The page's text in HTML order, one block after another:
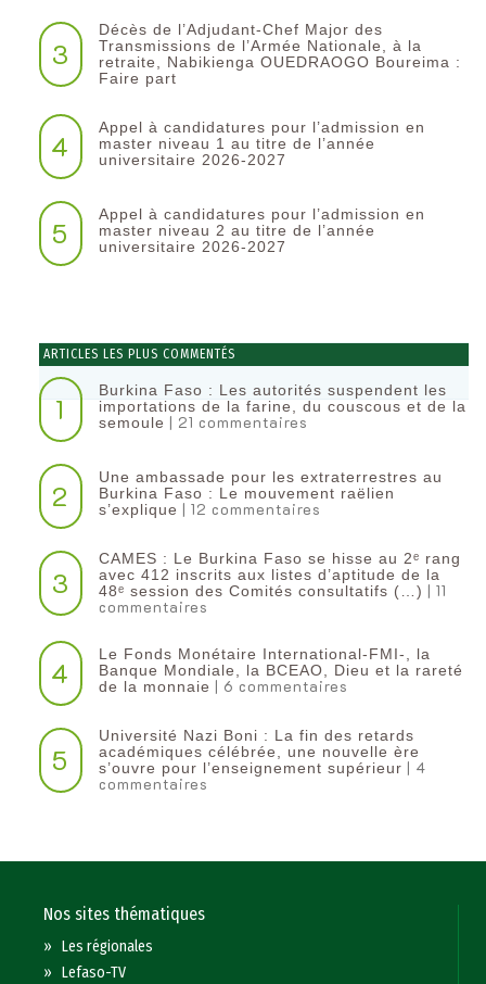
3
Décès de l’Adjudant-Chef Major des
Transmissions de l’Armée Nationale, à la
retraite, Nabikienga OUEDRAOGO Boureima :
Faire part
4
Appel à candidatures pour l’admission en
master niveau 1 au titre de l’année
universitaire 2026-2027
5
Appel à candidatures pour l’admission en
master niveau 2 au titre de l’année
universitaire 2026-2027
ARTICLES LES PLUS COMMENTÉS
1
Burkina Faso : Les autorités suspendent les
importations de la farine, du couscous et de la
semoule | 21 commentaires
2
Une ambassade pour les extraterrestres au
Burkina Faso : Le mouvement raëlien
s’explique | 12 commentaires
3
CAMES : Le Burkina Faso se hisse au 2ᵉ rang
avec 412 inscrits aux listes d’aptitude de la
48ᵉ session des Comités consultatifs (…) | 11
commentaires
4
Le Fonds Monétaire International-FMI-, la
Banque Mondiale, la BCEAO, Dieu et la rareté
de la monnaie | 6 commentaires
5
Université Nazi Boni : La fin des retards
académiques célébrée, une nouvelle ère
s’ouvre pour l’enseignement supérieur | 4
commentaires
Nos sites thématiques
»Les régionales
»Lefaso-TV